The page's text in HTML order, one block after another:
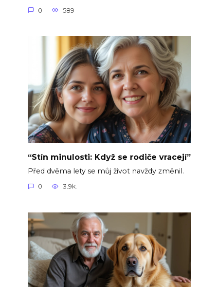
0 589
“Stín minulosti: Když se rodiče vracejí”
Před dvěma lety se můj život navždy změnil.
0 3.9k.